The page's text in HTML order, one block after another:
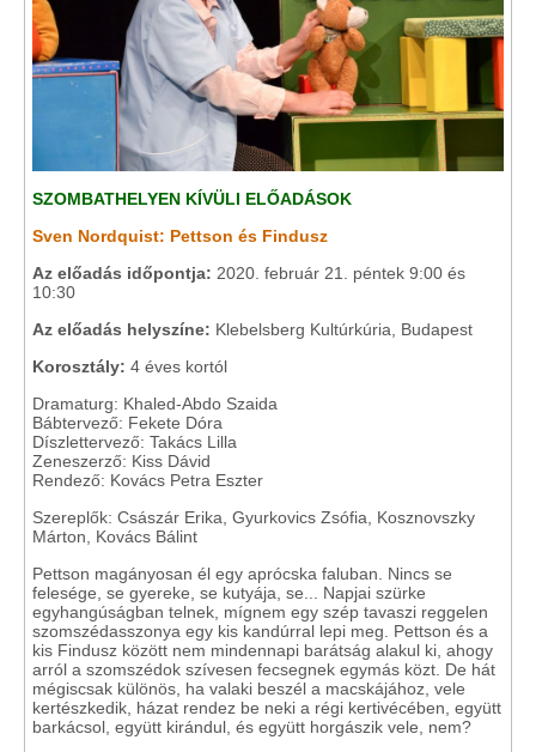
SZOMBATHELYEN KÍVÜLI ELŐADÁSOK
Sven Nordquist: Pettson és Findusz
Az előadás időpontja: 2020. február 21. péntek 9:00 és
10:30
Az előadás helyszíne: Klebelsberg Kultúrkúria, Budapest
Korosztály: 4 éves kortól
Dramaturg: Khaled-Abdo Szaida
Bábtervező: Fekete Dóra
Díszlettervező: Takács Lilla
Zeneszerző: Kiss Dávid
Rendező: Kovács Petra Eszter
Szereplők: Császár Erika, Gyurkovics Zsófia, Kosznovszky
Márton, Kovács Bálint
Pettson magányosan él egy aprócska faluban. Nincs se
felesége, se gyereke, se kutyája, se... Napjai szürke
egyhangúságban telnek, mígnem egy szép tavaszi reggelen
szomszédasszonya egy kis kandúrral lepi meg. Pettson és a
kis Findusz között nem mindennapi barátság alakul ki, ahogy
arról a szomszédok szívesen fecsegnek egymás közt. De hát
mégiscsak különös, ha valaki beszél a macskájához, vele
kertészkedik, házat rendez be neki a régi kertivécében, együtt
barkácsol, együtt kirándul, és együtt horgászik vele, nem?